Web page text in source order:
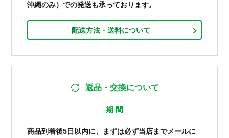
沖縄のみ）での発送も承っております。
配送方法・送料について
返品・交換について
期 間
商品到着後5日以内に、まずは必ず当店までメールに